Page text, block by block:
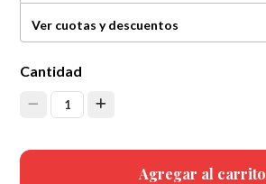
Ver cuotas y descuentos
Cantidad
1
Agregar al carrito